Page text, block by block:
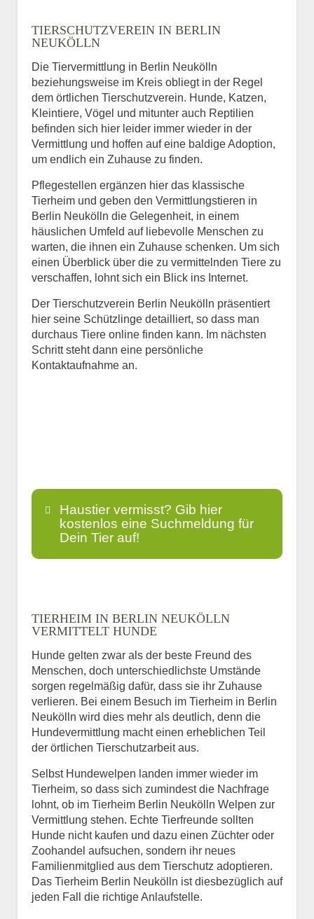
TIERSCHUTZVEREIN IN BERLIN
NEUKÖLLN
Die Tiervermittlung in Berlin Neukölln
beziehungsweise im Kreis obliegt in der Regel
dem örtlichen Tierschutzverein. Hunde, Katzen,
Kleintiere, Vögel und mitunter auch Reptilien
befinden sich hier leider immer wieder in der
Vermittlung und hoffen auf eine baldige Adoption,
um endlich ein Zuhause zu finden.
Pflegestellen ergänzen hier das klassische
Tierheim und geben den Vermittlungstieren in
Berlin Neukölln die Gelegenheit, in einem
häuslichen Umfeld auf liebevolle Menschen zu
warten, die ihnen ein Zuhause schenken. Um sich
einen Überblick über die zu vermittelnden Tiere zu
verschaffen, lohnt sich ein Blick ins Internet.
Der Tierschutzverein Berlin Neukölln präsentiert
hier seine Schützlinge detailliert, so dass man
durchaus Tiere online finden kann. Im nächsten
Schritt steht dann eine persönliche
Kontaktaufnahme an.
Haustier vermisst? Gib hier
kostenlos eine Suchmeldung für
Dein Tier auf!
E-Mail*
Informationen über das
Tier.
Art des Tiers*
TIERHEIM IN BERLIN NEUKÖLLN
VERMITTELT HUNDE
Hunde gelten zwar als der beste Freund des
Menschen, doch unterschiedlichste Umstände
sorgen regelmäßig dafür, dass sie ihr Zuhause
verlieren. Bei einem Besuch im Tierheim in Berlin
Neukölln wird dies mehr als deutlich, denn die
Hundevermittlung macht einen erheblichen Teil
der örtlichen Tierschutzarbeit aus.
Selbst Hundewelpen landen immer wieder im
Tierheim, so dass sich zumindest die Nachfrage
lohnt, ob im Tierheim Berlin Neukölln Welpen zur
Vermittlung stehen. Echte Tierfreunde sollten
Hunde nicht kaufen und dazu einen Züchter oder
Zoohandel aufsuchen, sondern ihr neues
Familienmitglied aus dem Tierschutz adoptieren.
Das Tierheim Berlin Neukölln ist diesbezüglich auf
jeden Fall die richtige Anlaufstelle.